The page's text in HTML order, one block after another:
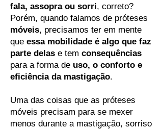
fala, assopra ou sorri, correto?
Porém, quando falamos de próteses
móveis, precisamos ter em mente
que essa mobilidade é algo que faz
parte delas e tem consequências
para a forma de uso, o conforto e
eficiência da mastigação.
Uma das coisas que as próteses
móveis precisam para se mexer
menos durante a mastigação, sorriso